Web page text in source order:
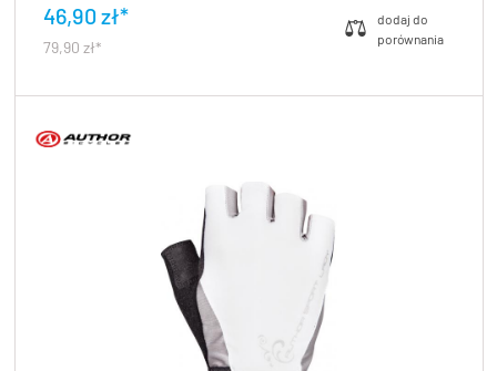
46,90 zł*
79,90 zł*